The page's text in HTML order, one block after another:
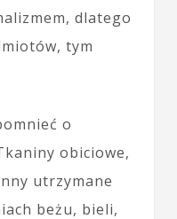
dlatego
tym
o
obiciowe,
utrzymane
beżu, bieli,